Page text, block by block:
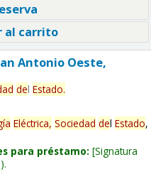
al carrito
Antonio Oeste,
del Estado.
Eléctrica, Sociedad del Estado,
para préstamo: Signatura